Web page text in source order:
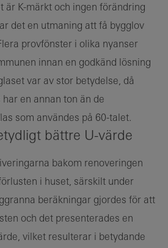
är K-märkt och ingen förändring
det en utmaning att få bygglov
provfönster i olika nyanser
innan en godkänd lösning
var av stor betydelse, då
en annan ton än de
som användes på 60-talet.
bättre U-värde
bakom renoveringen
i huset, särskilt under
beräkningar gjordes för att
och det presenterades en
vilket resulterar i betydande